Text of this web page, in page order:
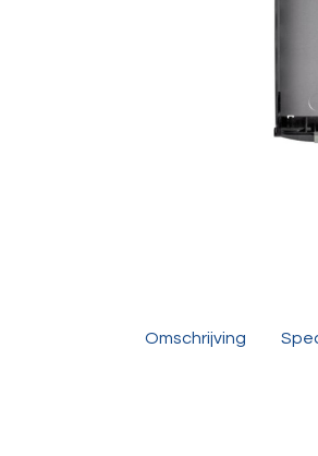
Omschrijving